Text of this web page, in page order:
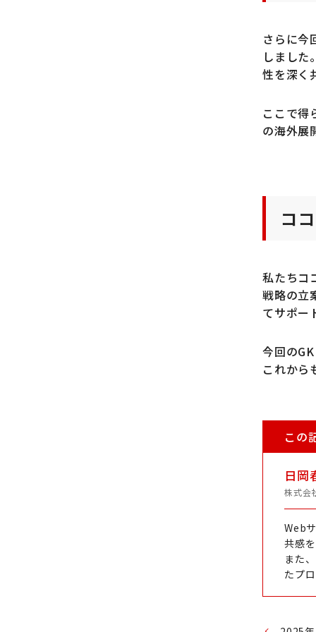
さらに今
しまし
性を深く
ここで得
の海外展
コ
私たちコ
戦略の立
てサポー
今回の
これから
この
日岡
株式会
Web
共感
また
たプ